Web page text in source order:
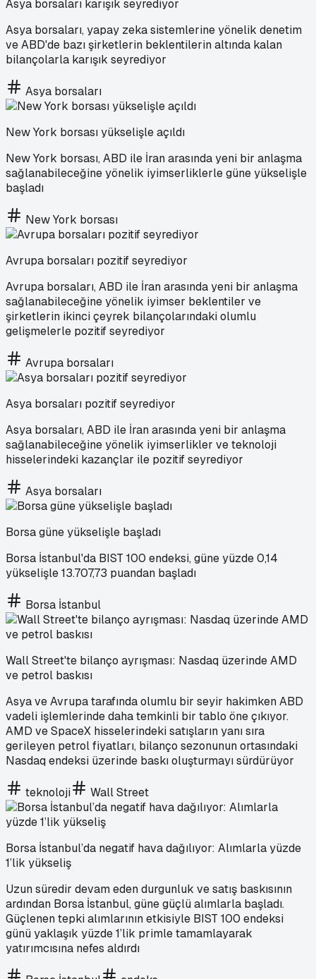
Asya borsaları karışık seyrediyor
Asya borsaları, yapay zeka sistemlerine yönelik denetim
ve ABD'de bazı şirketlerin beklentilerin altında kalan
bilançolarla karışık seyrediyor
Asya borsaları
New York borsası yükselişle açıldı
New York borsası, ABD ile İran arasında yeni bir anlaşma
sağlanabileceğine yönelik iyimserliklerle güne yükselişle
başladı
New York borsası
Avrupa borsaları pozitif seyrediyor
Avrupa borsaları, ABD ile İran arasında yeni bir anlaşma
sağlanabileceğine yönelik iyimser beklentiler ve
şirketlerin ikinci çeyrek bilançolarındaki olumlu
gelişmelerle pozitif seyrediyor
Avrupa borsaları
Asya borsaları pozitif seyrediyor
Asya borsaları, ABD ile İran arasında yeni bir anlaşma
sağlanabileceğine yönelik iyimserlikler ve teknoloji
hisselerindeki kazançlar ile pozitif seyrediyor
Asya borsaları
Borsa güne yükselişle başladı
Borsa İstanbul'da BIST 100 endeksi, güne yüzde 0,14
yükselişle 13.707,73 puandan başladı
Borsa İstanbul
Wall Street'te bilanço ayrışması: Nasdaq üzerinde AMD
ve petrol baskısı
Asya ve Avrupa tarafında olumlu bir seyir hakimken ABD
vadeli işlemlerinde daha temkinli bir tablo öne çıkıyor.
AMD ve SpaceX hisselerindeki satışların yanı sıra
gerileyen petrol fiyatları, bilanço sezonunun ortasındaki
Nasdaq endeksi üzerinde baskı oluşturmayı sürdürüyor
teknoloji Wall Street
Borsa İstanbul’da negatif hava dağılıyor: Alımlarla yüzde
1’lik yükseliş
Uzun süredir devam eden durgunluk ve satış baskısının
ardından Borsa İstanbul, güne güçlü alımlarla başladı.
Güçlenen tepki alımlarının etkisiyle BIST 100 endeksi
günü yaklaşık yüzde 1’lik primle tamamlayarak
yatırımcısına nefes aldırdı